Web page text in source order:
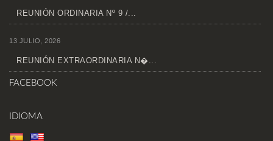
REUNIÓN ORDINARIA Nº 9 /...
13 JULIO, 2026
REUNIÓN EXTRAORDINARIA N�...
FACEBOOK
IDIOMA